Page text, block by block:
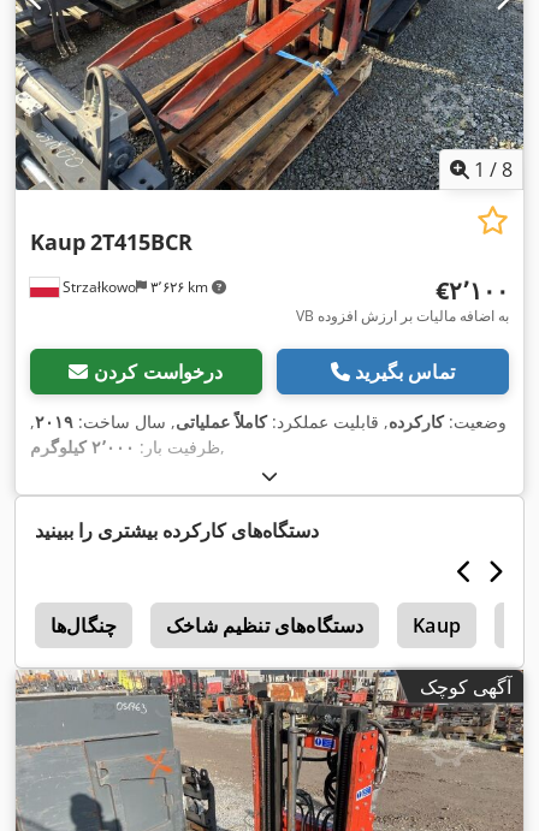
1 /8
Strzałkowo ۳٬۶۲۶ km
Kaup2T415BCR
‎€۲٬۱۰۰
VB به اضافه مالیات بر ارزش افزوده
درخواست کردن تماس بگیرید
وضعیت:کارکرده, قابلیت عملکرد:کاملاً عملیاتی, سال ساخت: ۲۰۱۹,
ظرفیت بار: ۲٬۰۰۰ کیلوگرم ,
دستگاه‌های کارکرده بیشتری را ببینید
چنگال‌ها دستگاه‌های تنظیم شاخک Kaup
آگهی کوچک